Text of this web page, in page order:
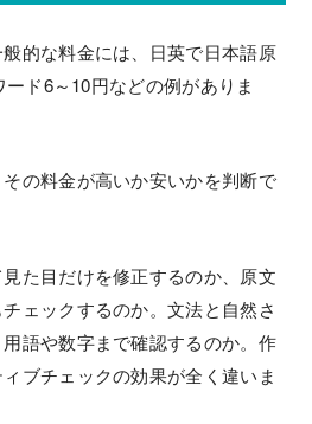
的な料金には、日英で日本語原
ド6～10円などの例がありま
の料金が高いか安いかを判断で
た目だけを修正するのか、原文
ェックするのか。文法と自然さ
語や数字まで確認するのか。作
ブチェックの効果が全く違いま